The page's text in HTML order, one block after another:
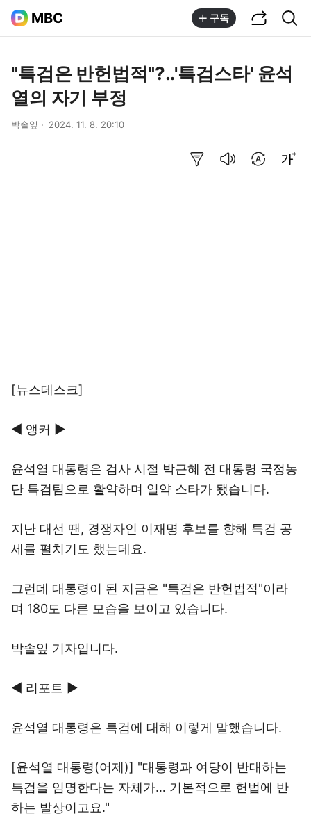
MBC 구독
"특검은 반헌법적"?‥'특검스타' 윤석
열의 자기 부정
박솔잎 2024. 11. 8. 20:10
[뉴스데스크]
◀ 앵커 ▶
윤석열 대통령은 검사 시절 박근혜 전 대통령 국정농
단 특검팀으로 활약하며 일약 스타가 됐습니다.
지난 대선 땐, 경쟁자인 이재명 후보를 향해 특검 공
세를 펼치기도 했는데요.
그런데 대통령이 된 지금은 "특검은 반헌법적"이라
며 180도 다른 모습을 보이고 있습니다.
박솔잎 기자입니다.
◀ 리포트 ▶
윤석열 대통령은 특검에 대해 이렇게 말했습니다.
[윤석열 대통령(어제)] "대통령과 여당이 반대하는
특검을 임명한다는 자체가… 기본적으로 헌법에 반
하는 발상이고요."